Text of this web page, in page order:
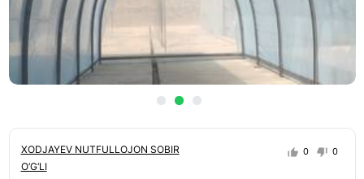
XODJAYEV NUTFULLOJON SOBIR
O‘G‘LI
0 0